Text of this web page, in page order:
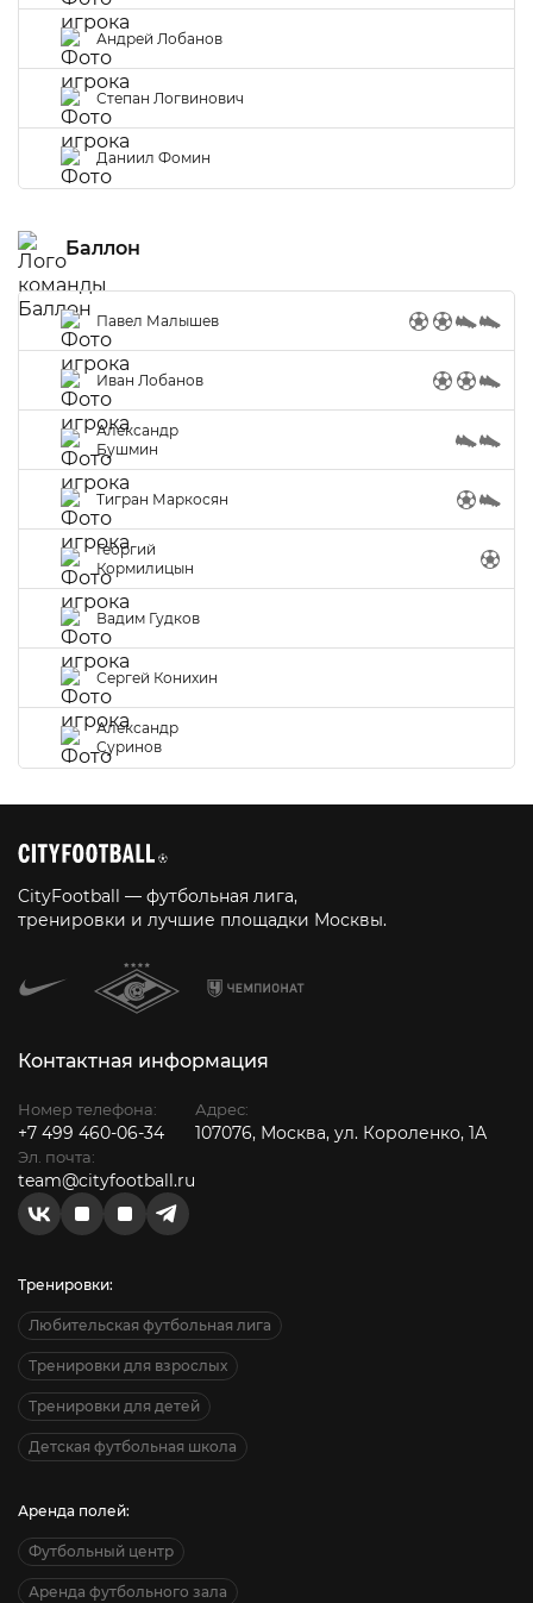
Андрей Лобанов
Степан Логвинович
Даниил Фомин
Баллон
Павел Малышев
Иван Лобанов
Александр
Бушмин
Тигран Маркосян
Георгий
Кормилицын
Вадим Гудков
Сергей Конихин
Александр
Суринов
CityFootball — футбольная лига,
тренировки и лучшие площадки Москвы.
Контактная информация
Номер телефона:
+7 499 460-06-34
Эл. почта:
team@cityfootball.ru
Адрес:
107076, Москва, ул. Короленко, 1А
Тренировки:
Любительская футбольная лига
Тренировки для взрослых
Тренировки для детей
Детская футбольная школа
Аренда полей:
Футбольный центр
Аренда футбольного зала